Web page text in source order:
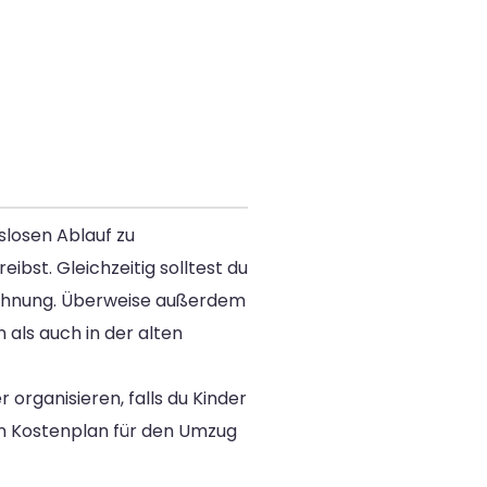
Ablauf zu
Gleichzeitig solltest du
Überweise außerdem
als auch in der alten
organisieren, falls du Kinder
Kostenplan für den Umzug